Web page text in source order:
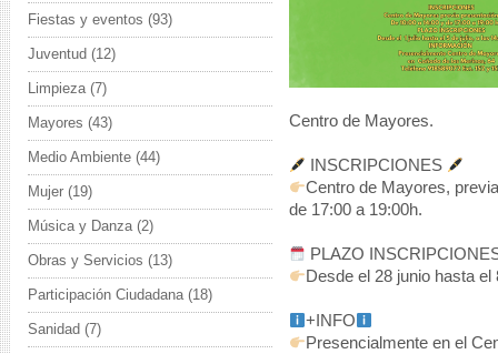
Centro de Mayores.
INSCRIPCIONES
Centro de Mayores,
de 17:00 a 19:00h.
PLAZO
Desde el 28 junio hasta
+INFO
Presencialmente en el
Fiestas y eventos (93)
Juventud (12)
Limpieza(7)
Mayores (43)
Medio Ambiente (44)
Mujer (19)
Música y Danza(2)
Obras y Servicios (13)
Participación Ciudadana(18)
Sanidad (7)